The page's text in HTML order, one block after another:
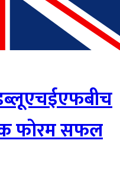
फोरम सफल